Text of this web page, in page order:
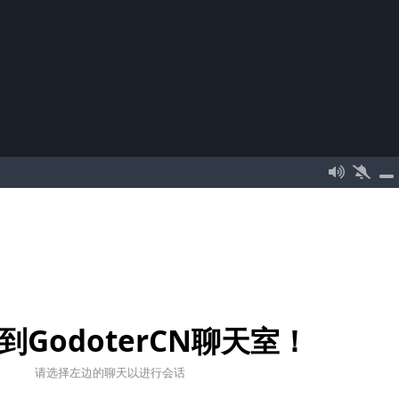
GodoterCN聊天室！
请选择左边的聊天以进行会话